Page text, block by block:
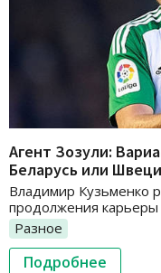
Агент Зозули:
Беларусь или
Владимир Кузьменко
продолжения
Разное
Подробнее